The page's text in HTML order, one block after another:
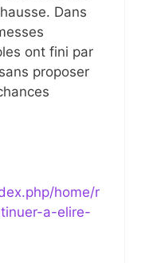
Dans
ont fini par
proposer
home/r
a-elire-